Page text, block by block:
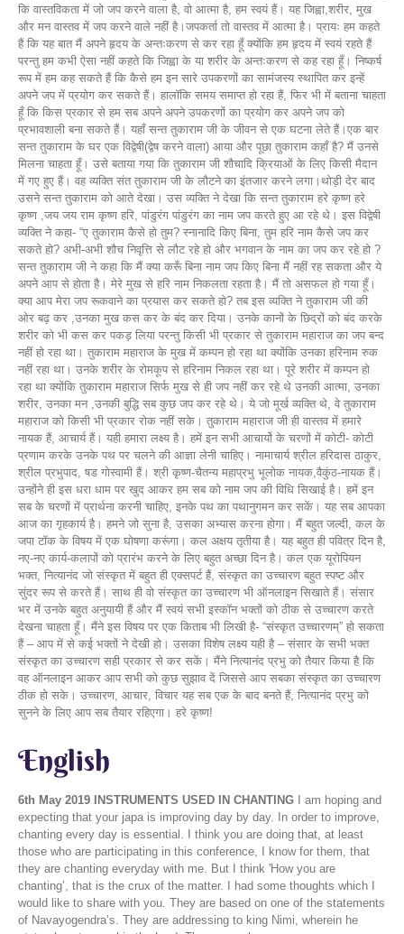
कि वास्तविकता में जो जप करने वाला है, वो आत्मा है, हम स्वयं हैं। यह जिह्वा,शरीर, मुख
और मन वास्तव में जप करने वाले नहीं है।जपकर्ता तो वास्तव में आत्मा है। प्रायः हम कहते
हैं कि यह बात मैं अपने हृदय के अन्तःकरण से कर रहा हूँ क्योंकि हम हृदय में स्वयं रहते हैं
परन्तु हम कभी ऐसा नहीं कहते कि जिह्वा के या शरीर के अन्तःकरण से कह रहा हूँ। निष्कर्ष
रूप में हम कह सकते हैं कि कैसे हम इन सारे उपकरणों का सामंजस्य स्थापित कर इन्हें
अपने जप में प्रयोग कर सकते हैं। हालॉकि समय समाप्त हो रहा हैं, फिर भी में बताना चाहता
हूँ कि किस प्रकार से हम सब अपने अपने उपकरणों का प्रयोग कर अपने जप को
प्रभावशाली बना सकते हैं। यहाँ सन्त तुकाराम जी के जीवन से एक घटना लेते हैं।एक बार
सन्त तुकाराम के घर एक विद्वेषी(द्वेष करने वाला) आया और पूछा तुकाराम कहाँ है? मैं उनसे
मिलना चाहता हूँ। उसे बताया गया कि तुकाराम जी शौचादि क्रियाओं के लिए किसी मैदान
में गए हुए हैं। वह व्यक्ति संत तुकाराम जी के लौटने का इंतजार करने लगा।थोड़ी देर बाद
उसने सन्त तुकाराम को आते देखा। उस व्यक्ति ने देखा कि सन्त तुकाराम हरे कृष्ण हरे
कृष्ण ,जय जय राम कृष्ण हरि, पांडुरंग पांडुरंग का नाम जप करते हुए आ रहे थे। इस विद्वेषी
व्यक्ति ने कहा- “ए तुकाराम कैसे हो तुम? स्नानादि किए बिना, तुम हरि नाम कैसे जप कर
सकते हो? अभी-अभी शौच निवृत्ति से लौट रहे हो और भगवान के नाम का जप कर रहे हो ?
सन्त तुकाराम जी ने कहा कि मैं क्या करूँ बिना नाम जप किए बिना मैं नहीं रह सकता और ये
अपने आप से होता है। मेरे मुख से हरि नाम निकलता रहता है। मैं तो असफल हो गया हूँ।
क्या आप मेरा जप रूकवाने का प्रयास कर सकते हो? तब इस व्यक्ति ने तुकाराम जी की
ओर बढ़ कर ,उनका मुख कस कर के बंद कर दिया। उनके कानों के छिद्रों को बंद करके
शरीर को भी कस कर पकड़ लिया परन्तु किसी भी प्रकार से तुकाराम महाराज का जप बन्द
नहीं हो रहा था। तुकाराम महाराज के मुख में कम्पन हो रहा था क्योंकि उनका हरिनाम रुक
नहीं रहा था। उनके शरीर के रोमकूप से हरिनाम निकल रहा था। पूरे शरीर में कम्पन हो
रहा था क्योंकि तुकाराम महाराज सिर्फ मुख से ही जप नहीं कर रहे थे उनकी आत्मा, उनका
शरीर, उनका मन ,उनकी बुद्धि सब कुछ जप कर रहे थे। ये जो मूर्ख व्यक्ति थे, वे तुकाराम
महाराज को किसी भी प्रकार रोक नहीं सके। तुकाराम महाराज जी ही वास्तव में हमारे
नायक हैं, आचार्य हैं। यही हमारा लक्ष्य है। हमें इन सभी आचार्यो के चरणों में कोटी- कोटी
प्रणाम करके उनके पथ पर चलने की आज्ञा लेनी चाहिए। नामाचार्य श्रील हरिदास ठाकुर,
श्रील प्रभुपाद, षड गोस्वामी हैं। श्री कृष्ण-चैतन्य महाप्रभु भूलोक नायक,वैकुंठ-नायक हैं।
उन्होंने ही इस धरा धाम पर खुद आकर हम सब को नाम जप की विधि सिखाई है। हमें इन
सब के चरणों में प्रार्थना करनी चाहिए, इनके पथ का पथानुगमन कर सकें। यह सब आपका
आज का गृहकार्य है। हमने जो सुना है, उसका अभ्यास करना होगा। मैं बहुत जल्दी, कल के
जपा टॉक के विषय में एक घोषणा करूंगा। कल अक्षय तृतीया है। यह बहुत ही पवित्र दिन है,
नए-नए कार्य-कलापों को प्रारंभ करने के लिए बहुत अच्छा दिन है। कल एक यूरोपियन
भक्त, नित्यानंद जो संस्कृत में बहुत ही एक्सपर्ट हैं, संस्कृत का उच्चारण बहुत स्पष्ट और
सुंदर रूप से करते हैं। साथ ही वो संस्कृत का उच्चारण भी ऑनलाइन सिखाते हैं। संसार
भर में उनके बहुत अनुयायी हैं और मैं स्वयं सभी इस्कॉन भक्तों को ठीक से उच्चारण करते
देखना चाहता हूँ। मैंने इस विषय पर एक किताब भी लिखी है- “संस्कृत उच्चारणम्” हो सकता
हैं – आप में से कई भक्तों ने देखी हो। उसका विशेष लक्ष्य यही है – संसार के सभी भक्त
संस्कृत का उच्चारण सही प्रकार से कर सकें। मैंने नित्यानंद प्रभु को तैयार किया है कि
वह ऑनलाइन आकर आप सभी को कुछ सुझाव दें जिससे आप सबका संस्कृत का उच्चारण
ठीक हो सके। उच्चारण, आचार, विचार यह सब एक के बाद बनते हैं, नित्यानंद प्रभु को
सुनने के लिए आप सब तैयार रहिएगा। हरे कृष्ण!
English
6th May 2019 INSTRUMENTS USED IN CHANTING I am hoping and
expecting that your japa is improving day by day. In order to improve,
chanting every day is essential. I think you are doing that, at least
those who are participating in this conference, I know for them, that
they are chanting everyday with me. But I think 'How you are
chanting’, that is the crux of the matter. I had some thoughts which I
would like to share with you. They are based on one of the statements
of Navayogendra’s. They are addressing to king Nimi, wherein he